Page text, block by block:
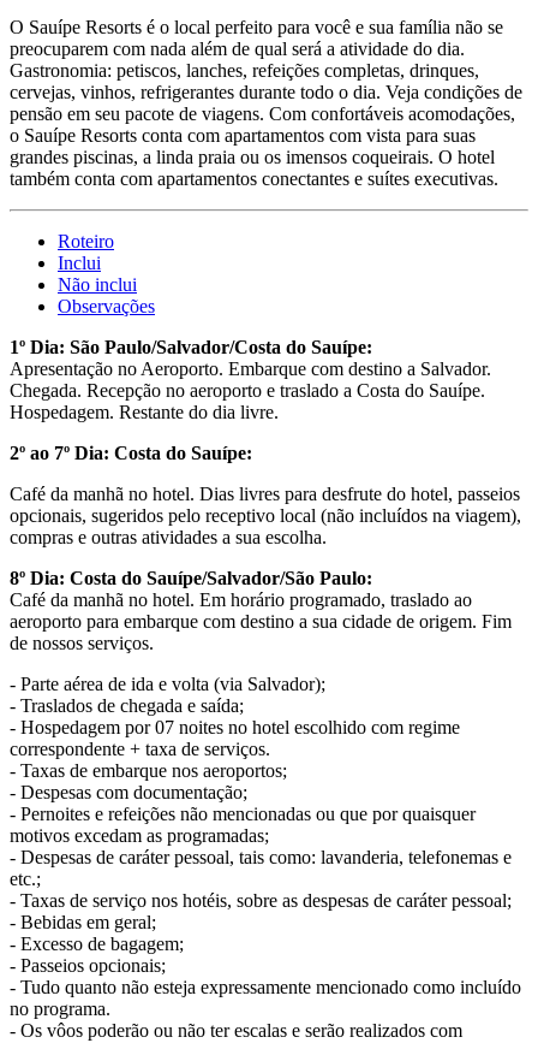
O Sauípe Resorts é o local perfeito para você e sua família não se
preocuparem com nada além de qual será a atividade do dia.
Gastronomia: petiscos, lanches, refeições completas, drinques,
cervejas, vinhos, refrigerantes durante todo o dia. Veja condições de
pensão em seu pacote de viagens. Com confortáveis acomodações,
o Sauípe Resorts conta com apartamentos com vista para suas
grandes piscinas, a linda praia ou os imensos coqueirais. O hotel
também conta com apartamentos conectantes e suítes executivas.
Roteiro
Inclui
Não inclui
Observações
1º Dia: São Paulo/Salvador/Costa do Sauípe:
Apresentação no Aeroporto. Embarque com destino a Salvador.
Chegada. Recepção no aeroporto e traslado a Costa do Sauípe.
Hospedagem. Restante do dia livre.
2º ao 7º Dia: Costa do Sauípe:
Café da manhã no hotel. Dias livres para desfrute do hotel, passeios
opcionais, sugeridos pelo receptivo local (não incluídos na viagem),
compras e outras atividades a sua escolha.
8º Dia: Costa do Sauípe/Salvador/São Paulo:
Café da manhã no hotel. Em horário programado, traslado ao
aeroporto para embarque com destino a sua cidade de origem. Fim
de nossos serviços.
- Parte aérea de ida e volta (via Salvador);
- Traslados de chegada e saída;
- Hospedagem por 07 noites no hotel escolhido com regime
correspondente + taxa de serviços.
- Taxas de embarque nos aeroportos;
- Despesas com documentação;
- Pernoites e refeições não mencionadas ou que por quaisquer
motivos excedam as programadas;
- Despesas de caráter pessoal, tais como: lavanderia, telefonemas e
etc.;
- Taxas de serviço nos hotéis, sobre as despesas de caráter pessoal;
- Bebidas em geral;
- Excesso de bagagem;
- Passeios opcionais;
- Tudo quanto não esteja expressamente mencionado como incluído
no programa.
- Os vôos poderão ou não ter escalas e serão realizados com